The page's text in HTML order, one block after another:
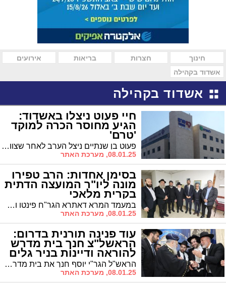
חינוך חצרות בריאות
אירועים
אשדוד בקהילה
אשדוד בקהילה
חיי פעוט ניצלו באשדוד:
הגיע מחוסר הכרה למוקד
'טרם'
פעוט בן שנתיים ניצל הערב לאחר שצוותי מוקד 'טרם' באשדוד ביצעו בו פעולות החייאה. הפעוט, שהובא למוקד על ידי בן משפחה כשהוא מחוסר הכרה ולא נושם, פונה במצב קשה לבית החולים אסותא.
08.01.25, מערכת האתר
בסימן אחדות: הרב טפירו
מונה ליו"ר המועצה הדתית
בקרית מלאכי
במעמד המרא דאתרא הגר"ח פינטו ושר הדתות הרב מלכיאלי מינו את הרב מישל טפירו ליו"ר המועצה הדתית בקרית מלאכי. השר מלכיאלי: "כולנו מייחלים שהגר"ח פינטו ימשיך בהנהגתו כאן עוד שנים רבות"
08.01.25, מערכת האתר
עוד פנינה תורנית בדרום:
הראשל"צ חנך בית מדרש
להוראה ודיינות בניר גלים
הראש"ל הגר"י יוסף חנך את בית מדרש גבוה להוראה ודיינות "חזון יוסף" במושב ניר גלים בראשות מזכה הרבים מאשדוד הרב נעם אלימלך ביטון שליט"א
08.01.25, מערכת האתר